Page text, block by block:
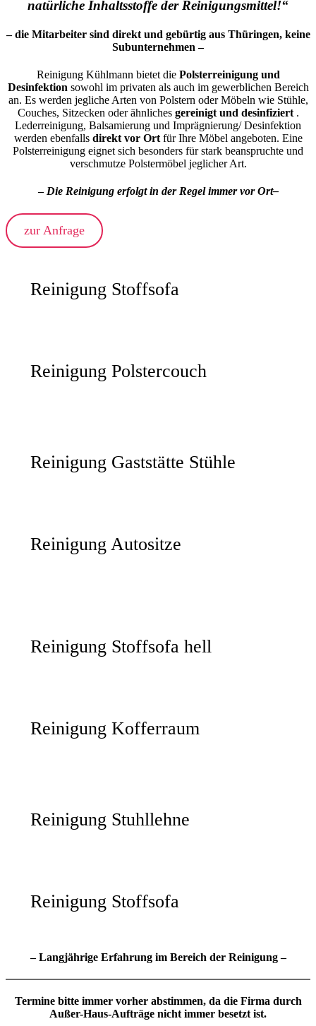
natürliche Inhaltsstoffe der Reinigungsmittel!“
– die Mitarbeiter sind direkt und gebürtig aus Thüringen, keine
Subunternehmen –
Reinigung Kühlmann bietet die Polsterreinigung und
Desinfektion sowohl im privaten als auch im gewerblichen Bereich
an. Es werden jegliche Arten von Polstern oder Möbeln wie Stühle,
Couches, Sitzecken oder ähnliches gereinigt und desinfiziert.
Lederreinigung, Balsamierung und Imprägnierung/ Desinfektion
werden ebenfalls direkt vor Ortfür Ihre Möbel angeboten. Eine
Polsterreinigung eignet sich besonders für stark beanspruchte und
verschmutze Polstermöbel jeglicher Art.
–Die Reinigung erfolgt in der Regel immer vor Ort–
zur Anfrage
Reinigung Stoffsofa
Reinigung Polstercouch
Reinigung Gaststätte Stühle
Reinigung Autositze
Reinigung Stoffsofa hell
Reinigung Kofferraum
Reinigung Stuhllehne
Reinigung Stoffsofa
– Langjährige Erfahrung im Bereich der Reinigung –
Termine bitte immer vorher abstimmen, da die Firma durch
Außer-Haus-Aufträge nicht immer besetzt ist.